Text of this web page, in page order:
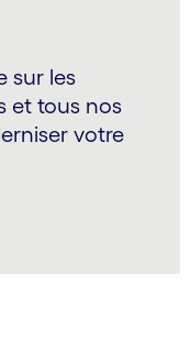
sur les
et tous nos
votre